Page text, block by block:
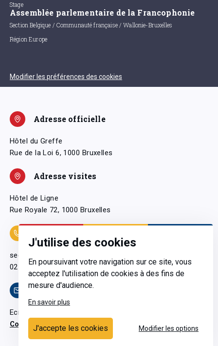
J'utilise des cookies
En poursuivant votre navigation sur ce site, vous
acceptez l'utilisation de cookies à des fins de
mesure d'audience.
En savoir plus
J'accepte les cookies Modifier les options
Stage
Assemblée parlementaire de la Francophonie
Section Belgique / Communauté française / Wallonie-Bruxelles
Région Europe
Modifier les préférences des cookies
Adresse officielle
Hôtel du Greffe
Rue de la Loi 6, 1000 Bruxelles
Adresse visites
Hôtel de Ligne
Rue Royale 72, 1000 Bruxelles
secretariatgeneral@pfwb.be
02 506 38 11
Contact
Ecrivez-nous
Contactez-nous